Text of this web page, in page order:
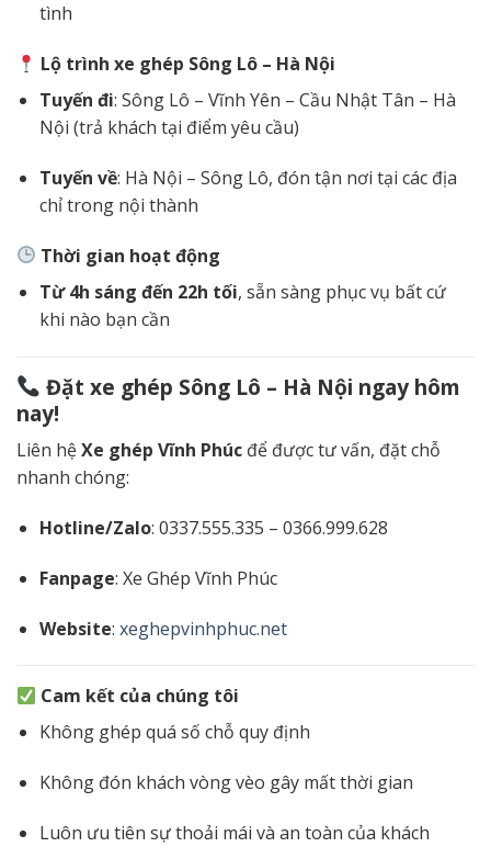
tình
Lộ trình xe ghép Sông Lô – Hà Nội
Tuyến đi: Sông Lô – Vĩnh Yên – Cầu Nhật Tân – Hà
Nội (trả khách tại điểm yêu cầu)
Tuyến về: Hà Nội – Sông Lô, đón tận nơi tại các địa
chỉ trong nội thành
Thời gian hoạt động
Từ 4h sáng đến 22h tối, sẵn sàng phục vụ bất cứ
khi nào bạn cần
Đặt xe ghép Sông Lô – Hà Nội ngay hôm
nay!
Liên hệXe ghép Vĩnh Phúc để được tư vấn, đặt chỗ
nhanh chóng:
Hotline/Zalo: 0337.555.335 – 0366.999.628
Fanpage: Xe Ghép Vĩnh Phúc
Website: xeghepvinhphuc.net
Cam kết của chúng tôi
Không ghép quá số chỗ quy định
Không đón khách vòng vèo gây mất thời gian
Luôn ưu tiên sự thoải mái và an toàn của khách